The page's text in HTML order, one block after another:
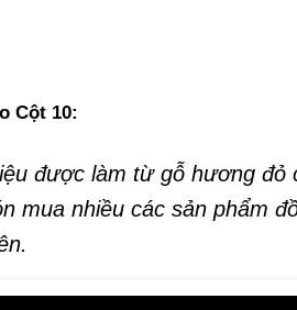
Cột 10:
được làm từ gỗ hương đỏ
mua nhiều các sản phẩm